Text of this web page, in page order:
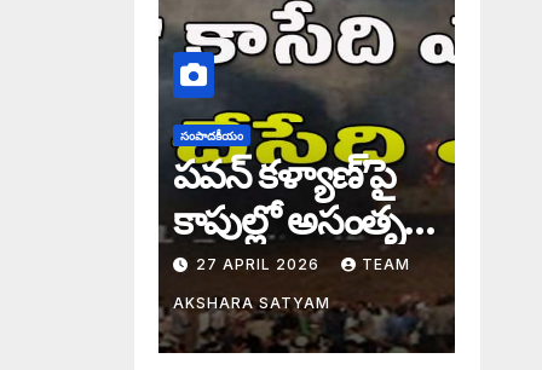
సంపాదకీయం
పవన్ కళ్యాణ్’పై
కాపుల్లో అసంతృప్తి
నిజమేనా: అక్షర
సందేశం
27 APRIL 2026 TEAM
AKSHARA SATYAM